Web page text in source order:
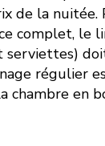
de la nuitée.
complet, le
serviettes)
régulier
chambre en